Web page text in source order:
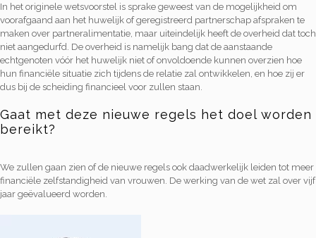
In het originele wetsvoorstel is sprake geweest van de mogelijkheid om
voorafgaand aan het huwelijk of geregistreerd partnerschap afspraken te
maken over partneralimentatie, maar uiteindelijk heeft de overheid dat toch
niet aangedurfd. De overheid is namelijk bang dat de aanstaande
echtgenoten vóór het huwelijk niet of onvoldoende kunnen overzien hoe
hun financiële situatie zich tijdens de relatie zal ontwikkelen, en hoe zij er
dus bij de scheiding financieel voor zullen staan.
Gaat met deze nieuwe regels het doel worden
bereikt?
We zullen gaan zien of de nieuwe regels ook daadwerkelijk leiden tot meer
financiële zelfstandigheid van vrouwen. De werking van de wet zal over vijf
jaar geëvalueerd worden.